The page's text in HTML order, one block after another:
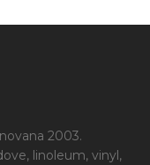
2003.
linoleum, vinyl,